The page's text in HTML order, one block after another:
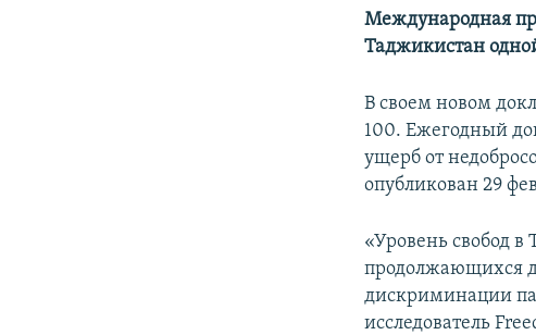
Международная
Таджикистан
В своем новом
100. Ежегодный
ущерб от
опубликован 29
«Уровень свобод в
продолжающихся
дискриминации
исследователь